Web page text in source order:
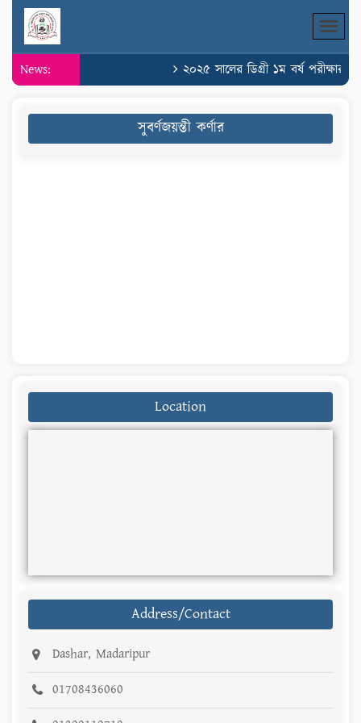
News: ২০২৫ সালের ডিগ্রী ১ম বর্ষ পরীক্ষার
সুবর্ণজয়ন্তী কর্ণার
Location
Address/Contact
Dashar, Madaripur
01708436060